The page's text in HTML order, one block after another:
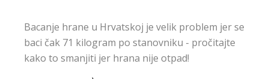
Bacanje hrane u Hrvatskoj je velik problem jer se
baci čak 71 kilogram po stanovniku - pročitajte
kako to smanjiti jer hrana nije otpad!